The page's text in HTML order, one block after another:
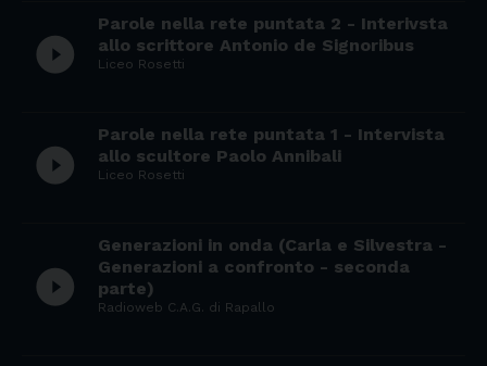
play_circle_filled
Parole nella rete puntata 2 - Interivsta
allo scrittore Antonio de Signoribus
Liceo Rosetti
play_circle_filled
Parole nella rete puntata 1 - Intervista
allo scultore Paolo Annibali
Liceo Rosetti
play_circle_filled
Generazioni in onda (Carla e Silvestra -
Generazioni a confronto - seconda
parte)
Radioweb C.A.G. di Rapallo